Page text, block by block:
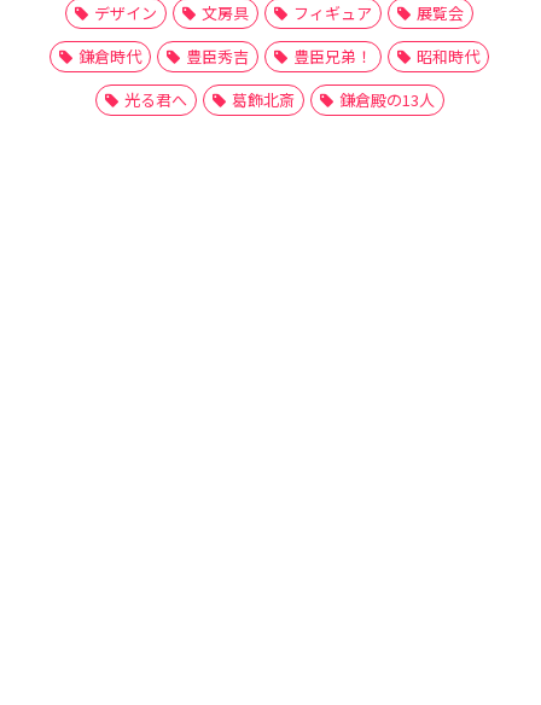
デザイン
文房具 フィギュア
展覧会
鎌倉時代
豊臣秀吉 豊臣兄弟！
昭和時代
光る君へ
葛飾北斎 鎌倉殿の13人